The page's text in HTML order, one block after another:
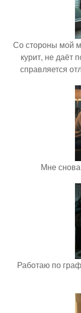
Со стороны мой
курит, не даёт
справляется
Мне
Работаю по